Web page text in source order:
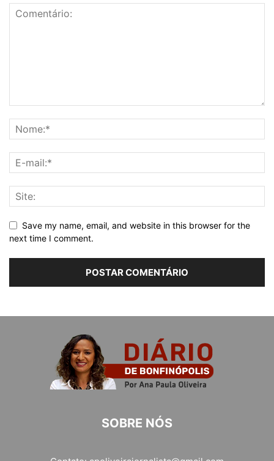
Save my name, email, and website in this browser for the
next time I comment.
SOBRE NÓS